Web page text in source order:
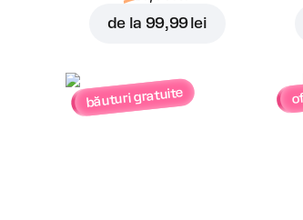
de la 99,99 lei
băuturi gratuite